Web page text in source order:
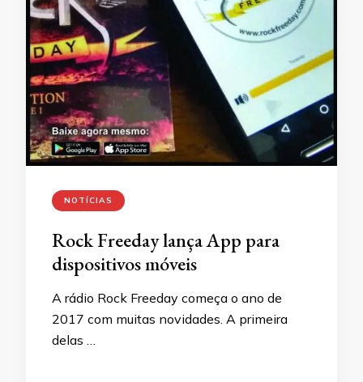
NOTÍCIAS
Rock Freeday lança App para
dispositivos móveis
A rádio Rock Freeday começa o ano de
2017 com muitas novidades. A primeira
delas …